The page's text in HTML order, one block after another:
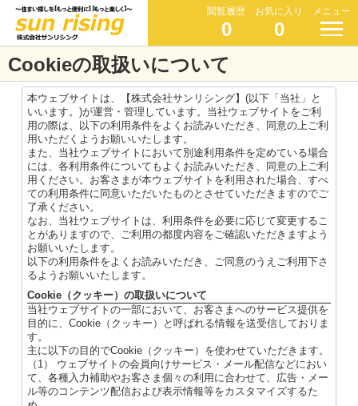
閲覧履歴
0
お気に入り
0
メニュー
Cookieの取扱いについて
本ウェブサイトは、【株式会社サンリシング】(以下「当社」と
いいます。)が運営・管理しています。当社ウェブサイトをご利
用の際は、以下の利用条件をよくお読みいただき、同意の上ご利
用いただくようお願いいたします。
また、当社ウェブサイトにおいて別途利用条件を定めている場合
には、各利用条件についてもよくお読みいただき、同意の上ご利
用ください。お客さまが本ウェブサイトを利用された場合、すべ
ての利用条件に同意いただいたものとさせていただきますのでご
了承ください。
なお、当社ウェブサイトは、利用条件を必要に応じて変更するこ
とがありますので、ご利用の都度内容をご確認いただきますよう
お願いいたします。
以下の利用条件をよくお読みいただき、ご同意のうえご利用下さ
るようお願いいたします。
Cookie（クッキー）の取扱いについて
当社ウェブサイトの一部において、お客さまへのサービス提供を
目的に、Cookie（クッキー）と呼ばれる情報を送受信しておりま
す。
主に以下の目的でCookie（クッキー）を使わせていただきます。
（1） ウェブサイトの会員向けサービス・メール配信などにおい
て、各種入力補助やお客さま個々の利用に合わせて、広告・メー
ル等のコンテンツ配信および表示情報等をカスタマイズするた